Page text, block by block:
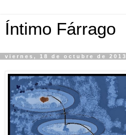
Íntimo Fárrago
viernes, 18 de octubre de 2013